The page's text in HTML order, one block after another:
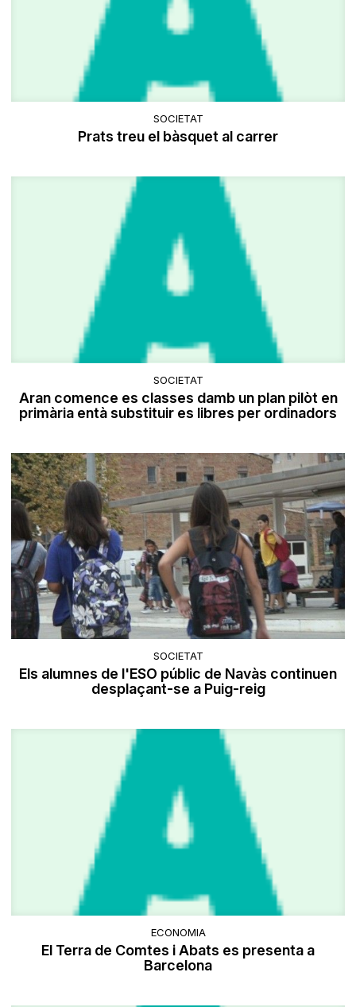
SOCIETAT
Prats treu el bàsquet al carrer
SOCIETAT
Aran comence es classes damb un plan pilòt en
primària entà substituir es libres per ordinadors
SOCIETAT
Els alumnes de l'ESO públic de Navàs continuen
desplaçant-se a Puig-reig
ECONOMIA
El Terra de Comtes i Abats es presenta a
Barcelona